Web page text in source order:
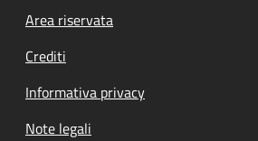
Footer menu
Area riservata
Crediti
Informativa privacy
Note legali